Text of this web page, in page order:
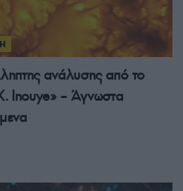
ανάλυσης από το
Inouye» – Άγνωστα